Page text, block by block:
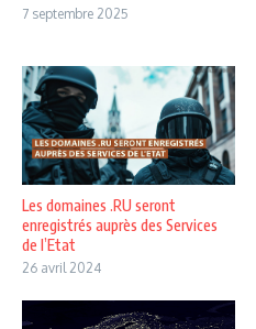
7 septembre 2025
Les domaines .RU seront
enregistrés auprès des Services
de l’Etat
26 avril 2024